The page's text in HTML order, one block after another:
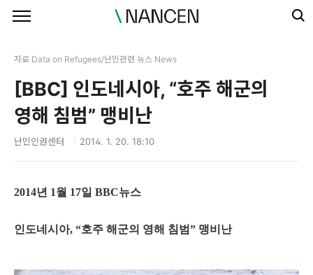
자료 Data on Refugees/난민관련 뉴스 News
[BBC] 인도네시아, “호주 해군의
영해 침범” 맹비난
난민인권센터 2014. 1. 20. 18:10
2014년 1월 17일 BBC뉴스
인도네시아, “호주 해군의 영해 침범” 맹비난